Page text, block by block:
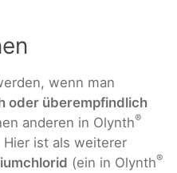
wenn man
oder überempfindlich
anderen in Olynth®
ist als weiterer
(ein in Olynth®